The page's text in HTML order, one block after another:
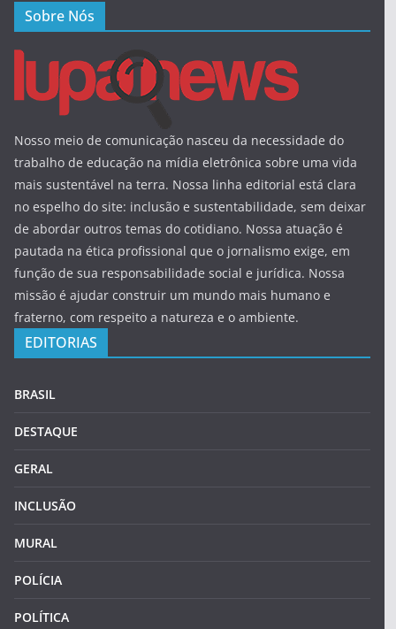
Sobre Nós
Nosso meio de comunicação nasceu da necessidade do
trabalho de educação na mídia eletrônica sobre uma vida
mais sustentável na terra. Nossa linha editorial está clara
no espelho do site: inclusão e sustentabilidade, sem deixar
de abordar outros temas do cotidiano. Nossa atuação é
pautada na ética profissional que o jornalismo exige, em
função de sua responsabilidade social e jurídica. Nossa
missão é ajudar construir um mundo mais humano e
fraterno, com respeito a natureza e o ambiente.
EDITORIAS
BRASIL
DESTAQUE
GERAL
INCLUSÃO
MURAL
POLÍCIA
POLÍTICA